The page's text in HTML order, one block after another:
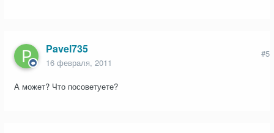
Pavel735
16 февраля, 2011
#5
А может? Что посоветуете?